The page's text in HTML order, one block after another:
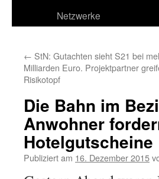
Netzwerke
← StN: Gutachten sieht S21 bei
Milliarden Euro. Projektpartner
Risikotopf
Die Bahn im
Anwohner
Hotelgutscheine
Publiziert am 16. Dezember 2015